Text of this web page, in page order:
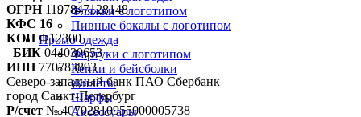
Фляжки с логотипом
Пивные бокалы с логотипом
Промо одежда
Фартуки с логотипом
Кепки и бейсболки
Жилеты
Шарфы
Аксессуары
ОГРН1197847128148
КФС 16
КОП Ф12300
БИК 044030653
ИНН770783893
Северо-западный банк ПАО Сбербанк
город Санкт-Петербург
Р/счет № 40702810955000005738